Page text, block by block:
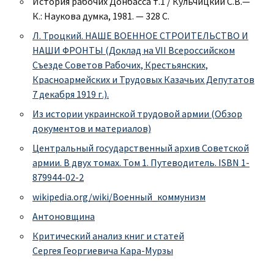
К.: Наукова думка, 1981. — 328 C.
Л. Троцкий. НАШЕ ВОЕННОЕ СТРОИТЕЛЬСТВО И
НАШИ ФРОНТЫ (Доклад на VII Всероссийском
Съезде Советов Рабочих, Крестьянских,
Красноармейских и Трудовых Казачьих Депутатов
7 декабря 1919 г.).
Из истории украинской трудовой армии (Обзор
документов и материалов)
Центральный государственный архив Советской
армии. В двух томах. Том 1. Путеводитель. ISBN 1-
879944-02-2
wikipedia.org/wiki/Военный_коммунизм
Антоновщина
Критический анализ книг и статей
Сергея Георгиевича Кара-Мурзы